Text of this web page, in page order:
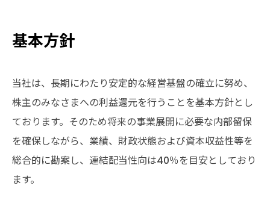
基本方針
当社は、長期にわたり安定的な経営基盤の確立に努め、
株主のみなさまへの利益還元を行うことを基本方針とし
ております。そのため将来の事業展開に必要な内部留保
を確保しながら、業績、財政状態および資本収益性等を
総合的に勘案し、連結配当性向は40％を目安としており
ます。